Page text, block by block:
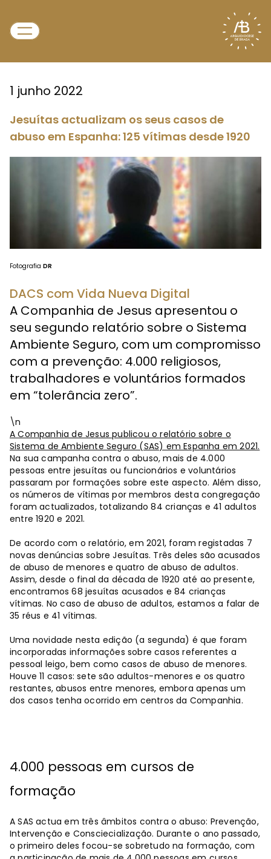
1 junho 2022
Jesuítas actualizam os seus casos de
abuso em Espanha: 125 vítimas desde 1920
Fotografia DR
DACS com Vida Nueva Digital
A Companhia de Jesus apresentou o
seu segundo relatório sobre o Sistema
Ambiente Seguro, com um compromisso
com a prevenção: 4.000 religiosos,
trabalhadores e voluntários formados
em “tolerância zero”.
\n
A Companhia de Jesus publicou o relatório sobre o
Sistema de Ambiente Seguro (SAS) em Espanha em 2021.
Na sua campanha contra o abuso, mais de 4.000
pessoas entre jesuítas ou funcionários e voluntários
passaram por formações sobre este aspecto. Além disso,
os números de vítimas por membros desta congregação
foram actualizados, totalizando 84 crianças e 41 adultos
entre 1920 e 2021.
De acordo com o relatório, em 2021, foram registadas 7
novas denúncias sobre Jesuítas. Três deles são acusados
​​de abuso de menores e quatro de abuso de adultos.
Assim, desde o final da década de 1920 até ao presente,
encontramos 68 jesuítas acusados ​​e 84 crianças
vítimas. No caso de abuso de adultos, estamos a falar de
35 réus e 41 vítimas.
Uma novidade nesta edição (a segunda) é que foram
incorporadas informações sobre casos referentes a
pessoal leigo, bem como casos de abuso de menores.
Houve 11 casos: sete são adultos-menores e os quatro
restantes, abusos entre menores, embora apenas um
dos casos tenha ocorrido em centros da Companhia.
4.000 pessoas em cursos de
formação
A SAS actua em três âmbitos contra o abuso: Prevenção,
Intervenção e Consciecialização. Durante o ano passado,
o primeiro deles focou-se sobretudo na formação, com